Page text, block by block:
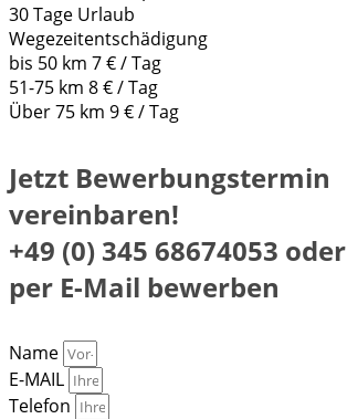
30 Tage Urlaub
Wegezeitentschädigung
bis 50 km 7 € / Tag
51-75 km 8 € / Tag
Über 75 km 9 € / Tag
Jetzt Bewerbungstermin
vereinbaren!
+49 (0) 345 68674053 oder
per E-Mail bewerben
Name
E-MAIL
Telefon